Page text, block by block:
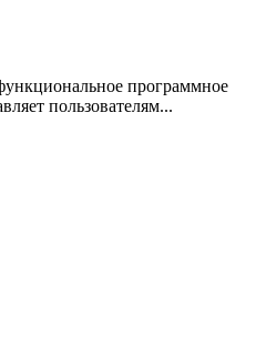
программное
пользователям...